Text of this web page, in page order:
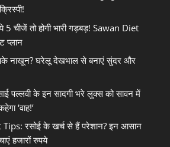
5 चीजें तो होगी भारी गड़बड़! Sawan Diet
प्लान
नाखून? घरेलू देखभाल से बनाएं सुंदर और
साई पल्लवी के इन सादगी भरे लुक्स को सावन में
‘वाह!’
रसोई के खर्च से हैं परेशान? इन आसान
हजारों रुपये